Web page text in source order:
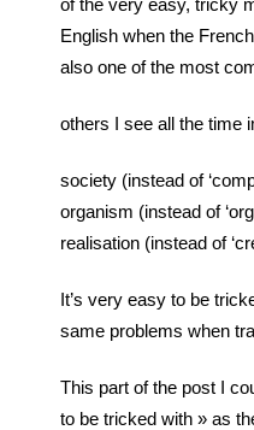
of the very easy, tricky
English when the
also one of the most
others I see all the time
society (instead of
organism (instead of
realisation (instead of
It’s very easy to be
same problems when
This part of the post I
to be tricked with » as